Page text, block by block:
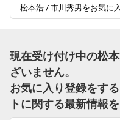
松本浩 / 市川秀男をお気に
現在受け付け中の松
ざいません。
お気に入り登録をす
トに関する最新情報